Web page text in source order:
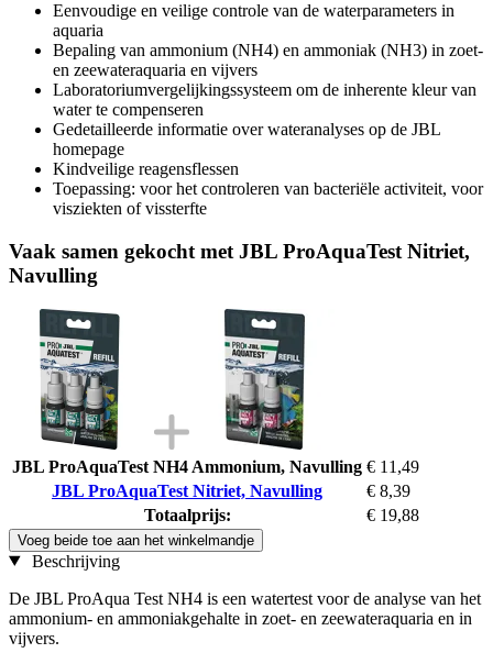
Eenvoudige en veilige controle van de waterparameters in
aquaria
Bepaling van ammonium (NH4) en ammoniak (NH3) in zoet-
en zeewateraquaria en vijvers
Laboratoriumvergelijkingssysteem om de inherente kleur van
water te compenseren
Gedetailleerde informatie over wateranalyses op de JBL
homepage
Kindveilige reagensflessen
Toepassing: voor het controleren van bacteriële activiteit, voor
visziekten of vissterfte
Vaak samen gekocht met JBL ProAquaTest Nitriet,
Navulling
JBL ProAquaTest NH4 Ammonium, Navulling € 11,49
JBL ProAquaTest Nitriet, Navulling
€ 8,39
Totaalprijs:
€ 19,88
Voeg beide toe aan het winkelmandje
Beschrijving
De JBL ProAqua Test NH4 is een watertest voor de analyse van het
ammonium- en ammoniakgehalte in zoet- en zeewateraquaria en in
vijvers.